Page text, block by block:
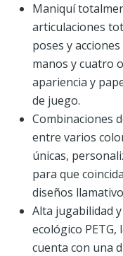
Maniquí
articulaciones
poses y
manos y cuatro
apariencia y
de juego.
Combinaciones
entre varios
únicas,
para que
diseños
Alta jugabilidad
ecológico PETG,
cuenta con una